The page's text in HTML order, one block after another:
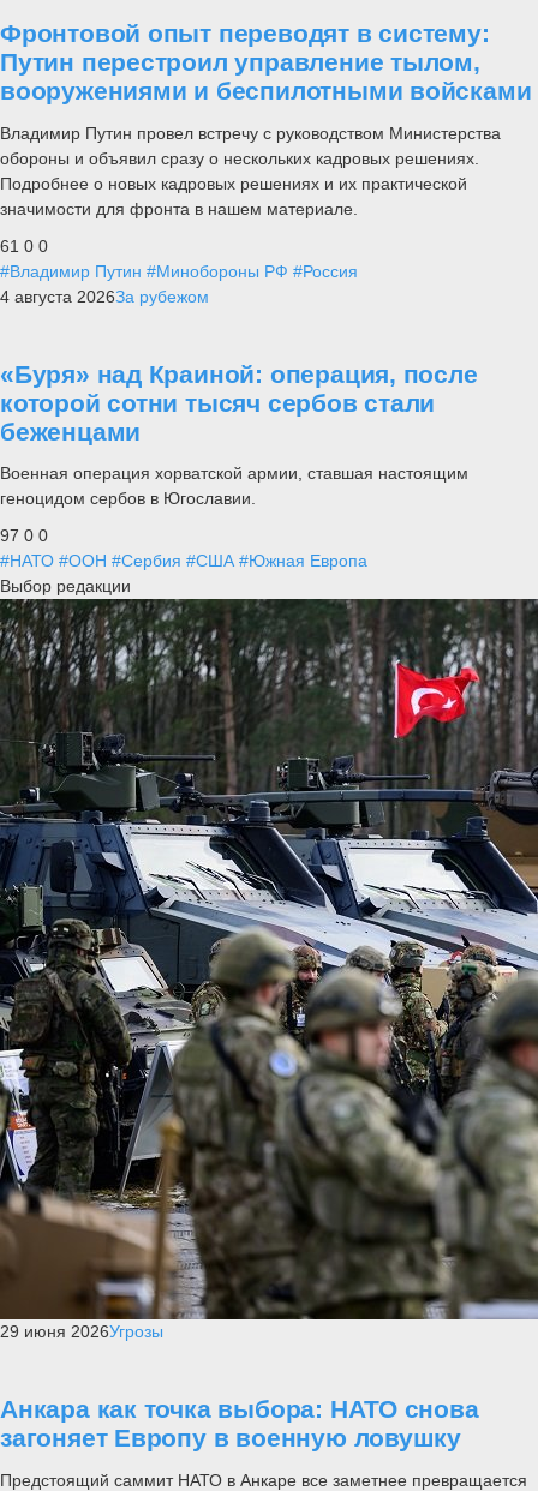
Фронтовой опыт переводят в систему:
Путин перестроил управление тылом,
вооружениями и беспилотными войсками
Владимир Путин провел встречу с руководством Министерства
обороны и объявил сразу о нескольких кадровых решениях.
Подробнее о новых кадровых решениях и их практической
значимости для фронта в нашем материале.
61 0 0
#Владимир Путин #Минобороны РФ #Россия
4 августа 2026За рубежом
«Буря» над Краиной: операция, после
которой сотни тысяч сербов стали
беженцами
Военная операция хорватской армии, ставшая настоящим
геноцидом сербов в Югославии.
97 0 0
#НАТО #ООН #Сербия #США #Южная Европа
Выбор редакции
29 июня 2026Угрозы
Анкара как точка выбора: НАТО снова
загоняет Европу в военную ловушку
Предстоящий саммит НАТО в Анкаре все заметнее превращается